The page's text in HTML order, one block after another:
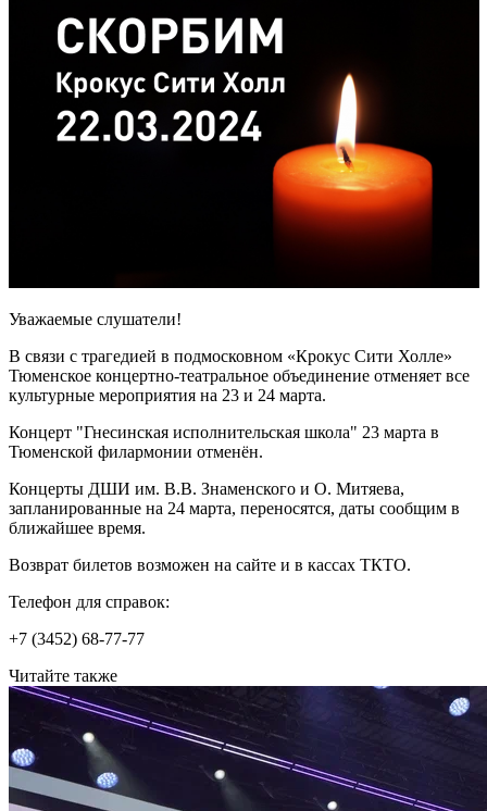
Уважаемые слушатели!
В связи с трагедией в подмосковном «Крокус Сити Холле»
Тюменское концертно-театральное объединение отменяет все
культурные мероприятия на 23 и 24 марта.
Концерт "Гнесинская исполнительская школа" 23 марта в
Тюменской филармонии отменён.
Концерты ДШИ им. В.В. Знаменского и О. Митяева,
запланированные на 24 марта, переносятся, даты сообщим в
ближайшее время.
Возврат билетов возможен на сайте и в кассах ТКТО.
Телефон для справок:
+7 (3452) 68-77-77
Читайте также